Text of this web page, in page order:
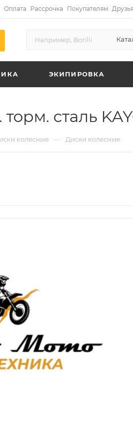
Оплата Рассрочка Покупателям
ЭКИПИРОВКА
сталь
колесные — Диски колесные